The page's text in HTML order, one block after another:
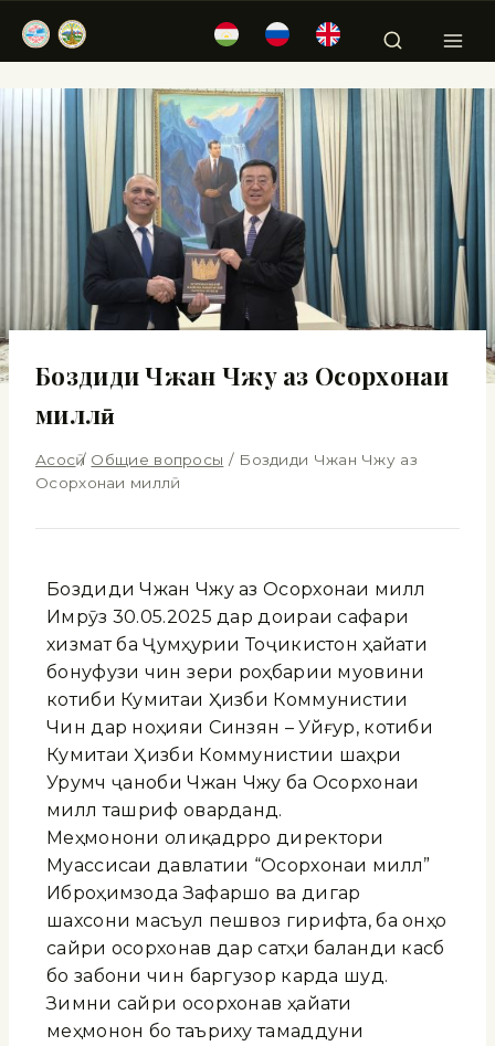
Боздиди Чжан Чжу аз Осорхонаи
миллӣ
Асосӣ / Общие вопросы / Боздиди Чжан Чжу аз
Осорхонаи миллӣ
Боздиди Чжан Чжу аз Осорхонаи миллӣ
Имрӯз 30.05.2025 дар доираи сафари
хизматӣ ба Ҷумҳурии Тоҷикистон ҳайати
бонуфузи чинӣ зери роҳбарии муовини
котиби Кумитаи Ҳизби Коммунистии
Чин дар ноҳияи Синзян – Уйғур, котиби
Кумитаи Ҳизби Коммунистии шаҳри
Урумчӣ ҷаноби Чжан Чжу ба Осорхонаи
миллӣ ташриф оварданд.
Меҳмонони олиқадрро директори
Муассисаи давлатии “Осорхонаи миллӣ”
Иброҳимзода Зафаршо ва дигар
шахсони масъул пешвоз гирифта, ба онҳо
сайри осорхонавӣ дар сатҳи баланди касбӣ
бо забони чинӣ баргузор карда шуд.
Зимни сайри осорхонавӣ ҳайати
меҳмонон бо таъриху тамаддуни